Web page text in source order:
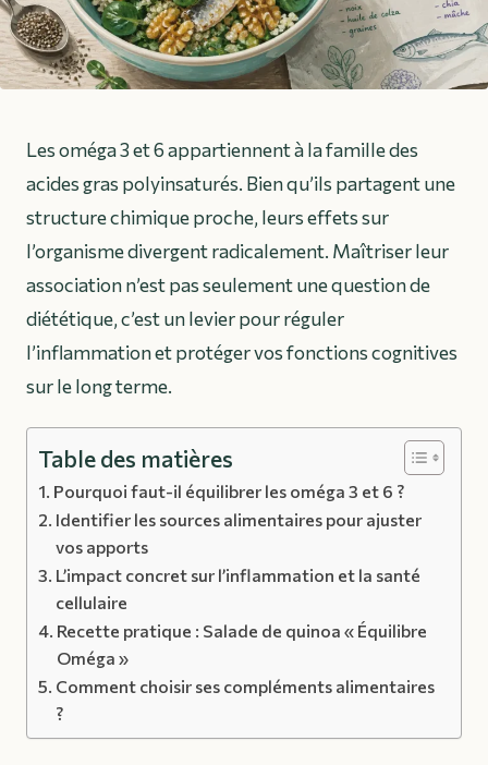
Les oméga 3 et 6 appartiennent à la famille des
acides gras polyinsaturés. Bien qu’ils partagent une
structure chimique proche, leurs effets sur
l’organisme divergent radicalement. Maîtriser leur
association n’est pas seulement une question de
diététique, c’est un levier pour réguler
l’inflammation et protéger vos fonctions cognitives
sur le long terme.
Table des matières
Pourquoi faut-il équilibrer les oméga 3 et 6 ?
Identifier les sources alimentaires pour ajuster
vos apports
L’impact concret sur l’inflammation et la santé
cellulaire
Recette pratique : Salade de quinoa « Équilibre
Oméga »
Comment choisir ses compléments alimentaires
?